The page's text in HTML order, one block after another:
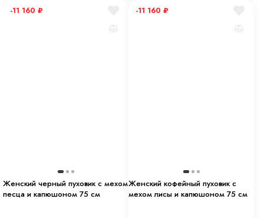
-11 160 ₽
Женский черный пуховик с мехом
песца и капюшоном 75 см
-11 160 ₽
Женский кофейный пуховик с
мехом лисы и капюшоном 75 см